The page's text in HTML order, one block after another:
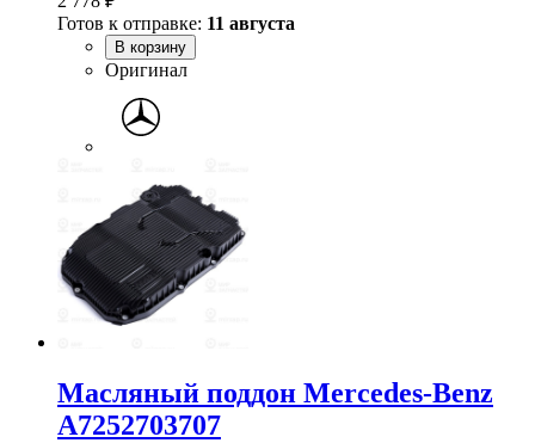
Готов к отправке: 11 августа
В корзину
Оригинал
Масляный поддон Mercedes-Benz
A7252703707